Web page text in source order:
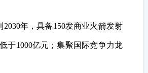
年，具备150发商业火箭发射
于1000亿元；集聚国际竞争力龙